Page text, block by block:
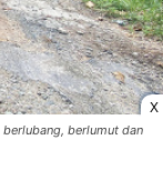
X
berlumut dan